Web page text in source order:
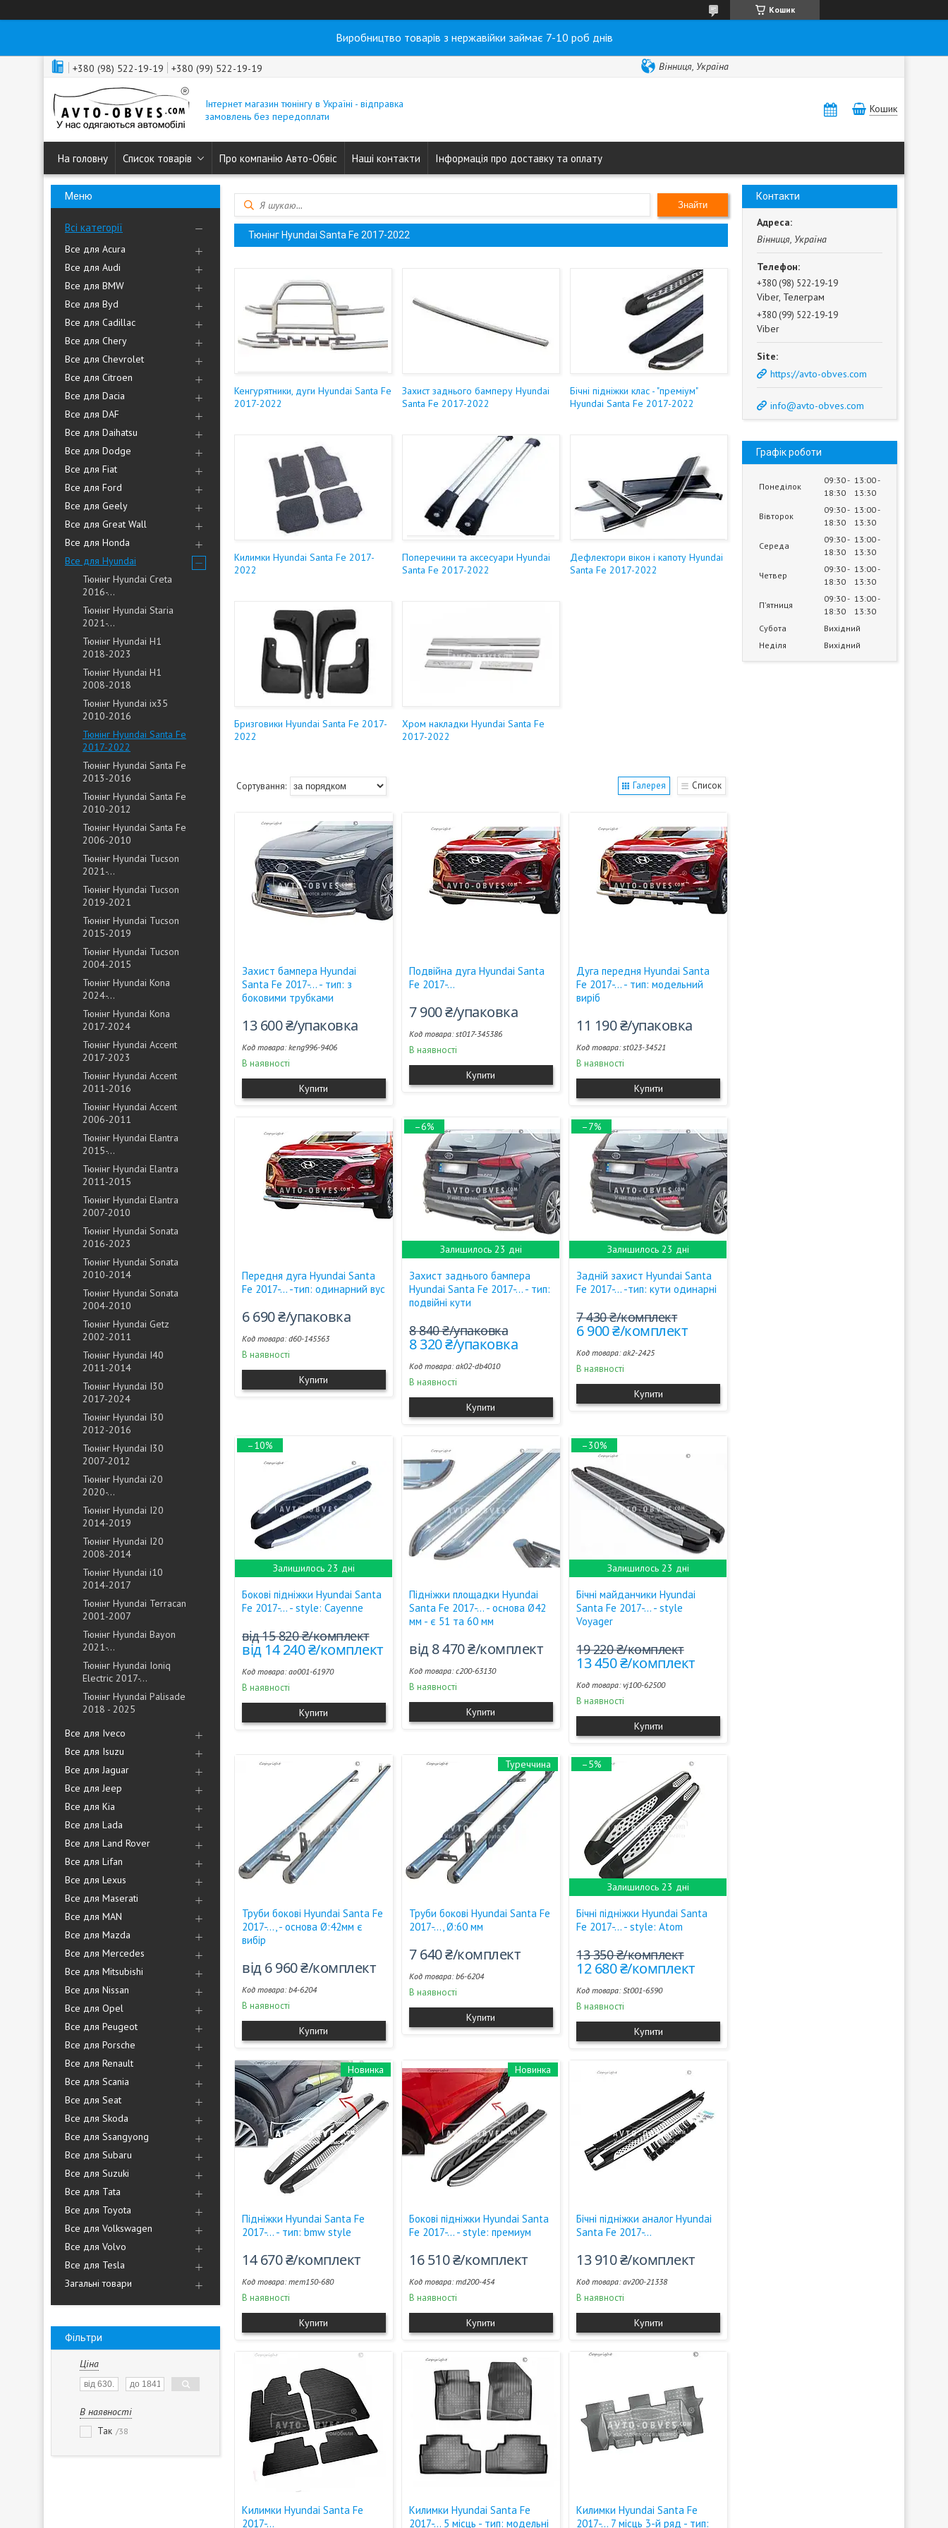
Кошик
Виробництво товарів з нержавійки займає 7-10 роб днів
+380 (98) 522-19-19 +380 (99) 522-19-19 Вінниця, Україна
Інтернет магазин тюнінгу в Україні - відправка
замовлень без передоплати
Кошик
На головну Список товарів Про компанію Авто-Обвіс Наші контакти Інформація про доставку та оплату
Всі категорії
Все для Acura
Все для Audi
Все для BMW
Все для Byd
Все для Cadillac
Все для Chery
Все для Chevrolet
Все для Citroen
Все для Dacia
Все для DAF
Все для Daihatsu
Все для Dodge
Все для Fiat
Все для Ford
Все для Geely
Все для Great Wall
Все для Honda
Все для Hyundai
Тюнінг Hyundai Creta
2016-...
Тюнінг Hyundai Staria
2021-...
Тюнінг Hyundai H1
2018-2023
Тюнінг Hyundai H1
2008-2018
Тюнінг Hyundai ix35
2010-2016
Тюнінг Hyundai Santa Fe
2017-2022
Тюнінг Hyundai Santa Fe
2013-2016
Тюнінг Hyundai Santa Fe
2010-2012
Тюнінг Hyundai Santa Fe
2006-2010
Тюнінг Hyundai Tucson
2021-...
Тюнінг Hyundai Tucson
2019-2021
Тюнінг Hyundai Tucson
2015-2019
Тюнінг Hyundai Tucson
2004-2015
Тюнінг Hyundai Kona
2024-...
Тюнінг Hyundai Kona
2017-2024
Тюнінг Hyundai Accent
2017-2023
Тюнінг Hyundai Accent
2011-2016
Тюнінг Hyundai Accent
2006-2011
Тюнінг Hyundai Elantra
2015-...
Тюнінг Hyundai Elantra
2011-2015
Тюнінг Hyundai Elantra
2007-2010
Тюнінг Hyundai Sonata
2016-2023
Тюнінг Hyundai Sonata
2010-2014
Тюнінг Hyundai Sonata
2004-2010
Тюнінг Hyundai Getz
2002-2011
Тюнінг Hyundai I40
2011-2014
Тюнінг Hyundai I30
2017-2024
Тюнінг Hyundai I30
2012-2016
Тюнінг Hyundai I30
2007-2012
Тюнінг Hyundai i20
2020-...
Тюнінг Hyundai I20
2014-2019
Тюнінг Hyundai I20
2008-2014
Тюнінг Hyundai i10
2014-2017
Тюнінг Hyundai Terracan
2001-2007
Тюнінг Hyundai Bayon
2021-...
Тюнінг Hyundai Ioniq
Electric 2017-...
Тюнінг Hyundai Palisade
2018 - 2025
Все для Iveco
Все для Isuzu
Все для Jaguar
Все для Jeep
Все для Kia
Все для Lada
Все для Land Rover
Все для Lifan
Все для Lexus
Все для Maserati
Все для MAN
Все для Mazda
Все для Mercedes
Все для Mitsubishi
Все для Nissan
Все для Opel
Все для Peugeot
Все для Porsche
Все для Renault
Все для Scania
Все для Seat
Все для Skoda
Все для Ssangyong
Все для Subaru
Все для Suzuki
Все для Tata
Все для Toyota
Все для Volkswagen
Все для Volvo
Все для Tesla
Загальні товари
Фільтри
Ціна
В наявності
Так 38
Знайти
Тюнінг Hyundai Santa Fe 2017-2022
Кенгурятники, дуги Hyundai Santa Fe
2017-2022
Захист заднього бамперу Hyundai
Santa Fe 2017-2022
Бічні підніжки клас - "преміум"
Hyundai Santa Fe 2017-2022
Килимки Hyundai Santa Fe 2017-
2022
Поперечини та аксесуари Hyundai
Santa Fe 2017-2022
Дефлектори вікон і капоту Hyundai
Santa Fe 2017-2022
Бризговики Hyundai Santa Fe 2017-
2022
Хром накладки Hyundai Santa Fe
2017-2022
Галерея Список
Захист бампера Hyundai
Santa Fe 2017-... - тип: з
боковими трубками
13 600 ₴/упаковка
keng996-9406
В наявності
Купити
Подвійна дуга Hyundai Santa
Fe 2017-...
7 900 ₴/упаковка
st017-345386
В наявності
Купити
Дуга передня Hyundai Santa
Fe 2017-... - тип: модельний
виріб
11 190 ₴/упаковка
st023-34521
В наявності
Купити
Передня дуга Hyundai Santa
Fe 2017-... -тип: одинарний вус
6 690 ₴/упаковка
d60-145563
В наявності
Купити
–6%
Залишилось 23 дні
Захист заднього бампера
Hyundai Santa Fe 2017-... - тип:
подвійні кути
8 840 ₴/упаковка
8 320 ₴/упаковка
ak02-db4010
В наявності
Купити
–7%
Залишилось 23 дні
Задній захист Hyundai Santa
Fe 2017-... -тип: кути одинарні
7 430 ₴/комплект
6 900 ₴/комплект
ak2-2425
В наявності
Купити
–10%
Залишилось 23 дні
Бокові підніжки Hyundai Santa
Fe 2017-... - style: Cayenne
від 15 820 ₴/комплект
від 14 240 ₴/комплект
ao001-61970
В наявності
Купити
Підніжки площадки Hyundai
Santa Fe 2017-... - основа Ø42
мм - є 51 та 60 мм
від 8 470 ₴/комплект
c200-63130
В наявності
Купити
–30%
Залишилось 23 дні
Бічні майданчики Hyundai
Santa Fe 2017-... - style
Voyager
19 220 ₴/комплект
13 450 ₴/комплект
vj100-62500
В наявності
Купити
Труби бокові Hyundai Santa Fe
2017-..., - основа Ø:42мм є
вибір
від 6 960 ₴/комплект
b4-6204
В наявності
Купити
Туреччина
Труби бокові Hyundai Santa Fe
2017-..., Ø:60 мм
7 640 ₴/комплект
b6-6204
В наявності
Купити
–5%
Залишилось 23 дні
Бічні підніжки Hyundai Santa
Fe 2017-... - style: Atom
13 350 ₴/комплект
12 680 ₴/комплект
St001-6590
В наявності
Купити
Новинка
Підніжки Hyundai Santa Fe
2017-... - тип: bmw style
14 670 ₴/комплект
mem150-680
В наявності
Купити
Новинка
Бокові підніжки Hyundai Santa
Fe 2017-... - style: премиум
16 510 ₴/комплект
md200-454
В наявності
Купити
Бічні підніжки аналог Hyundai
Santa Fe 2017-...
13 910 ₴/комплект
av200-21338
В наявності
Купити
Килимки Hyundai Santa Fe
2017-...
Килимки Hyundai Santa Fe
2017-... 5 місць - тип: модельні
Килимки Hyundai Santa Fe
2017-... 7 місць 3-й ряд - тип:
Контакти
Вінниця, Україна
+380 (98) 522-19-19
Viber, Телеграм
+380 (99) 522-19-19
Viber
https://avto-obves.com
info@avto-obves.com
Графік роботи
Понеділок
09:30
18:30
13:00
13:30
Вівторок
09:30
18:30
13:00
13:30
Середа
09:30
18:30
13:00
13:30
Четвер
09:30
18:30
13:00
13:30
Пʼятниця
09:30
18:30
13:00
13:30
Субота
Вихідний
Неділя
Вихідний